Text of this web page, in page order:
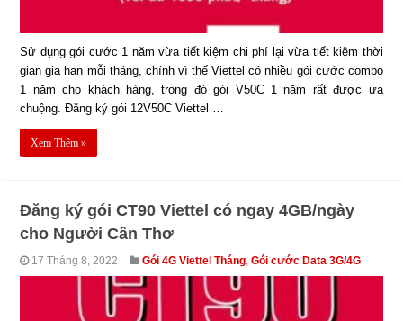
Sử dụng gói cước 1 năm vừa tiết kiệm chi phí lại vừa tiết kiệm thời
gian gia hạn mỗi tháng, chính vì thế Viettel có nhiều gói cước combo
1 năm cho khách hàng, trong đó gói V50C 1 năm rất được ưa
chuộng. Đăng ký gói 12V50C Viettel …
Xem Thêm »
Đăng ký gói CT90 Viettel có ngay 4GB/ngày
cho Người Cần Thơ
17 Tháng 8, 2022 Gói 4G Viettel Tháng,Gói cước Data 3G/4G